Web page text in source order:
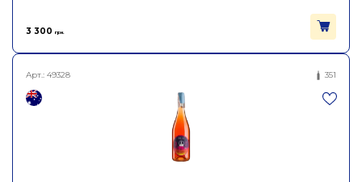
3 300 грн.
Арт.: 49328 351